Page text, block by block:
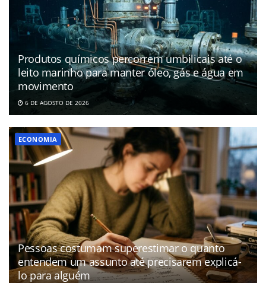
Produtos químicos percorrem umbilicais até o
leito marinho para manter óleo, gás e água em
movimento
6 DE AGOSTO DE 2026
ECONOMIA
Pessoas costumam superestimar o quanto
entendem um assunto até precisarem explicá-
lo para alguém